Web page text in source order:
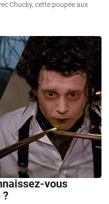
Chucky, cette poupée aux
vous
?